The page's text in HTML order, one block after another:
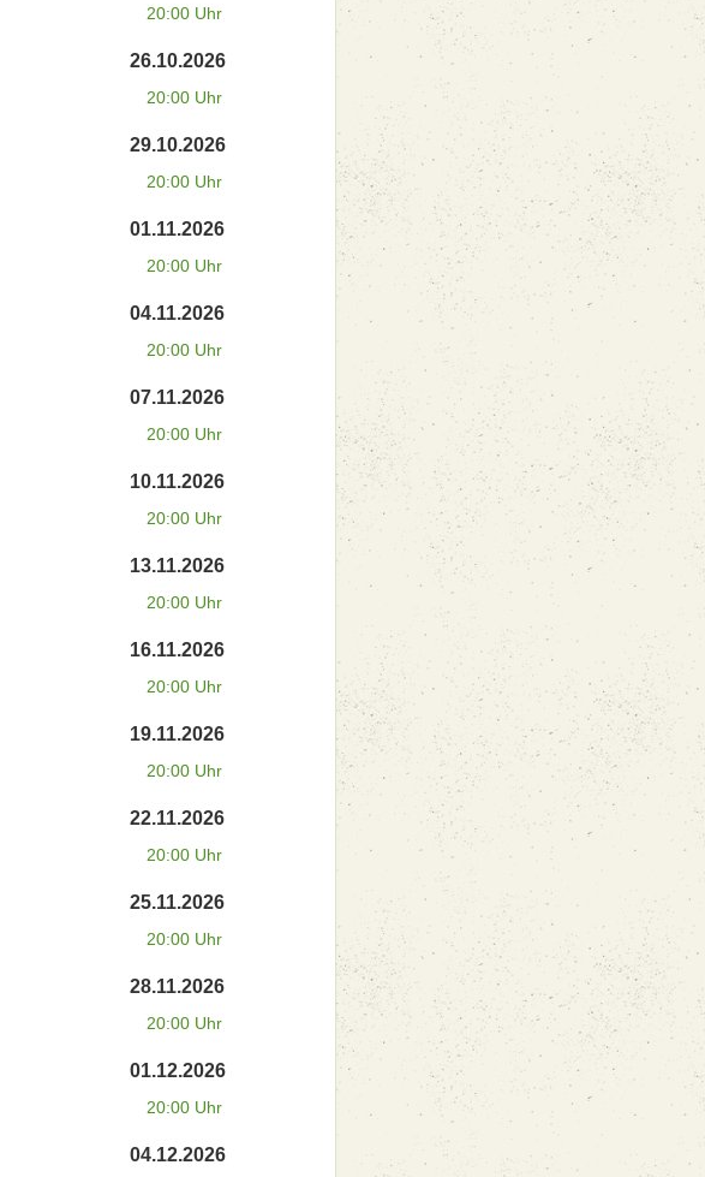
20:00 Uhr
26.10.2026
20:00 Uhr
29.10.2026
20:00 Uhr
01.11.2026
20:00 Uhr
04.11.2026
20:00 Uhr
07.11.2026
20:00 Uhr
10.11.2026
20:00 Uhr
13.11.2026
20:00 Uhr
16.11.2026
20:00 Uhr
19.11.2026
20:00 Uhr
22.11.2026
20:00 Uhr
25.11.2026
20:00 Uhr
28.11.2026
20:00 Uhr
01.12.2026
20:00 Uhr
04.12.2026